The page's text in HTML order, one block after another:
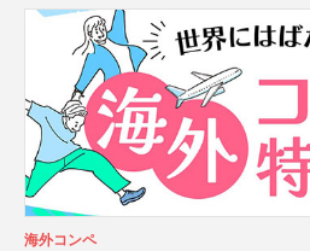
海外コンペ